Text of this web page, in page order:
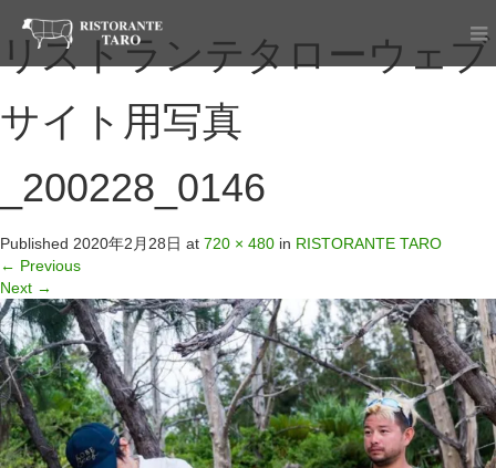
リストランテタローウェブ
サイト用写真
_200228_0146
Published 2020年2月28日 at 720 × 480 in RISTORANTE TARO
← Previous
Next →